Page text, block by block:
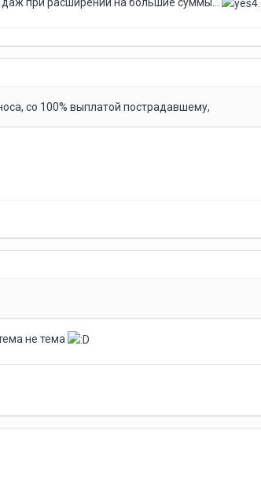
со 100% выплатой пострадавшему,
не тема